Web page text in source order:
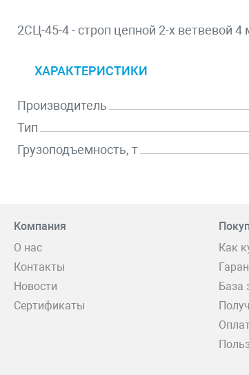
2СЦ-45-4 - строп цепной 2-х ветвевой 4
ХАРАКТЕРИСТИКИ
Производитель
Тип
Грузоподъемность, т
Компания
О нас
Контакты
Новости
Сертификаты
Как
База